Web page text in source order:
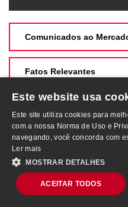
Comunicados ao
Fatos Relevantes
Mapa do Site
Este website usa
Este site utiliza cookies para
com a nossa Norma de Uso e
navegando, você concorda com
Ler mais
MOSTRAR DETALHES
ACEITAR TODOS